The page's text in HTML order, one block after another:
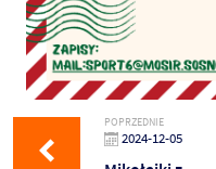
POPRZEDNIE
2024-12-05